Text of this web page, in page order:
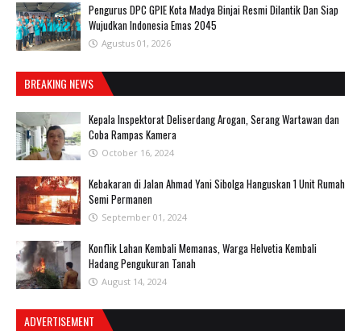
Pengurus DPC GPIE Kota Madya Binjai Resmi Dilantik Dan Siap
Wujudkan Indonesia Emas 2045
Agustus 01, 2026
BREAKING NEWS
Kepala Inspektorat Deliserdang Arogan, Serang Wartawan dan
Coba Rampas Kamera
October 16, 2024
Kebakaran di Jalan Ahmad Yani Sibolga Hanguskan 1 Unit Rumah
Semi Permanen
September 01, 2024
Konflik Lahan Kembali Memanas, Warga Helvetia Kembali
Hadang Pengukuran Tanah
August 14, 2024
ADVERTISEMENT